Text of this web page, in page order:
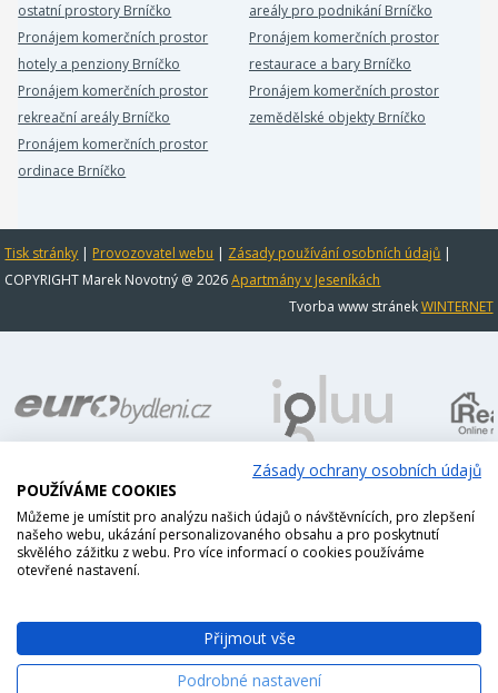
ostatní prostory Brníčko
areály pro podnikání Brníčko
Pronájem komerčních prostor
hotely a penziony Brníčko
Pronájem komerčních prostor
restaurace a bary Brníčko
Pronájem komerčních prostor
rekreační areály Brníčko
Pronájem komerčních prostor
zemědělské objekty Brníčko
Pronájem komerčních prostor
ordinace Brníčko
Tisk stránky | Provozovatel webu | Zásady používání osobních údajů |
COPYRIGHT Marek Novotný @ 2026Apartmány v Jeseníkách
Tvorba www stránekWINTERNET
Zásady ochrany osobních údajů
POUŽÍVÁME COOKIES
Můžeme je umístit pro analýzu našich údajů o návštěvnících, pro zlepšení
našeho webu, ukázání personalizovaného obsahu a pro poskytnutí
skvělého zážitku z webu. Pro více informací o cookies používáme
otevřené nastavení.
Přijmout vše
Podrobné nastavení